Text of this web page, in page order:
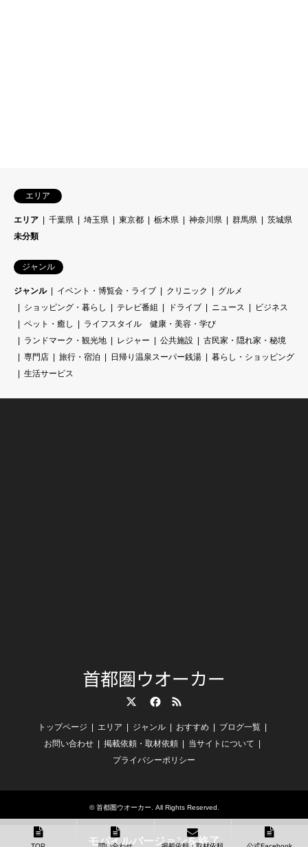
エリア
エリア 千葉県 埼玉県 東京都 栃木県 神奈川県 群馬県
茨城県
未分類
ジャンル
ジャンル イベント・博覧会・ライブ クリニック
グルメ
ショッピング・暮らし
テレビ番組 ドライブ ニュース
ビジネス
ペット・癒し
ライフスタイル 健康・美容・学び
ランドマーク・観光地
レジャー 公共施設
古民家・隠れ家・秘境
専門店
旅行・宿泊 日帰り温泉スーパー銭湯
暮らし・ショッピング
生活サービス
首都圏ウオーカー
トップページ エリア ジャンル おすすめ
ブログ一覧
お問い合わせ
掲載依頼・取材依頼
当サイトについて
プライバシーポリシー
©首都圏ウオーカー . All Rights Reserved.
モバイルバージョンを終了